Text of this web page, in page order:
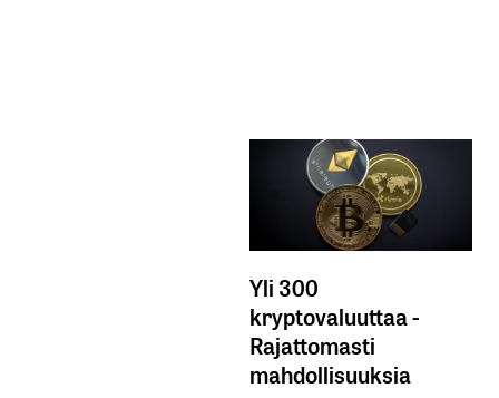
Yli 300
kryptovaluuttaa -
Rajattomasti
mahdollisuuksia